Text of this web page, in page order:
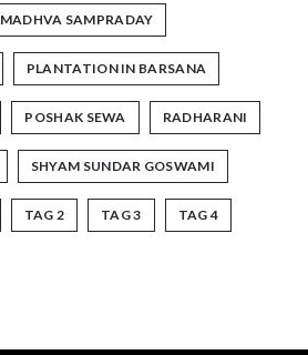
MADHVA SAMPRADAY
PLANTATION IN BARSANA
POSHAK SEWA RADHARANI
SHYAM SUNDAR GOSWAMI
TAG 2 TAG 3 TAG 4